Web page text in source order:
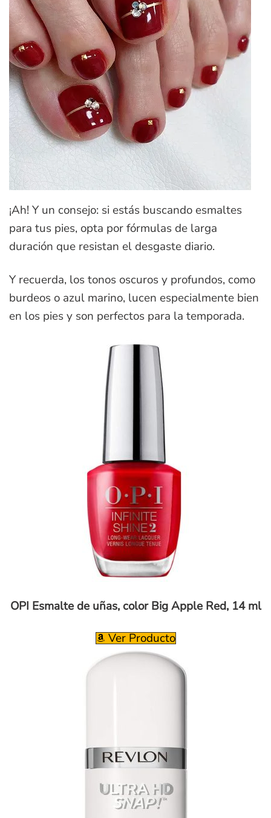
¡Ah! Y un consejo: si estás buscando esmaltes
para tus pies, opta por fórmulas de larga
duración que resistan el desgaste diario.
Y recuerda, los tonos oscuros y profundos, como
burdeos o azul marino, lucen especialmente bien
en los pies y son perfectos para la temporada.
OPI Esmalte de uñas, color Big Apple Red, 14 ml
Ver Producto